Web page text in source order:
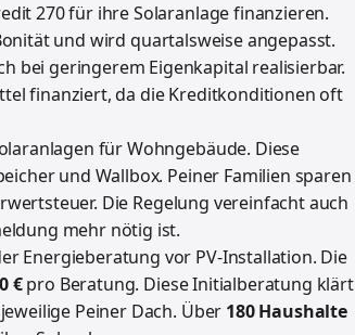
270 für ihre Solaranlage finanzieren.
und wird quartalsweise angepasst.
bei geringerem Eigenkapital realisierbar.
finanziert, da die Kreditkonditionen oft
für Wohngebäude. Diese
und Wallbox. Peiner Familien sparen
Die Regelung vereinfacht auch
mehr nötig ist.
Energieberatung vor PV-Installation. Die
€pro Beratung. Diese Initialberatung klärt
Peiner Dach. Über 180 Haushalte